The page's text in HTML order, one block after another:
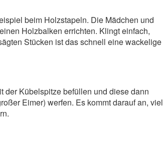
beim Holzstapeln. Die Mädchen und
Holzbalken errichten. Klingt einfach,
Stücken ist das schnell eine wackelige
der Kübelspitze befüllen und diese dann
Eimer) werfen. Es kommt darauf an, viel